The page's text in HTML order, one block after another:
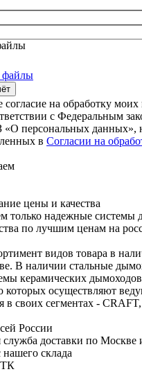
файлы
согласие на обработку
с Федеральным
персональных данных»,
в Согласии на
цены и качества
только надежные системы
по лучшим ценам на
видов товара в
В наличии стальные
керамических
которых осуществляют
в своих сегментах -
России
служба доставки по
склада
ТК